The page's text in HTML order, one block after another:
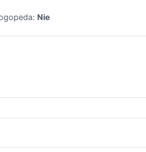
Nie